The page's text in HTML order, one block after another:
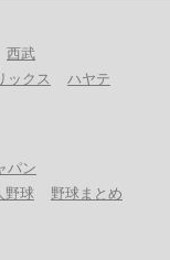
西武
ックス
ハヤテ
パン
野球 野球まとめ